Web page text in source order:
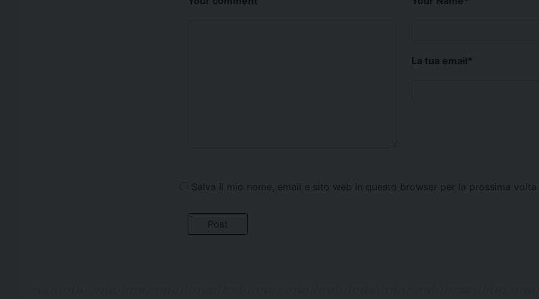
La tua email*
Salva il mio nome, email e sito web in questo browser per la prossima